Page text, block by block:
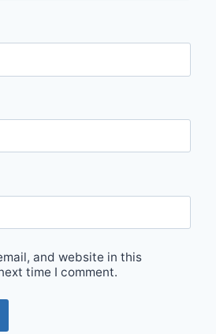
and website in this
time I comment.